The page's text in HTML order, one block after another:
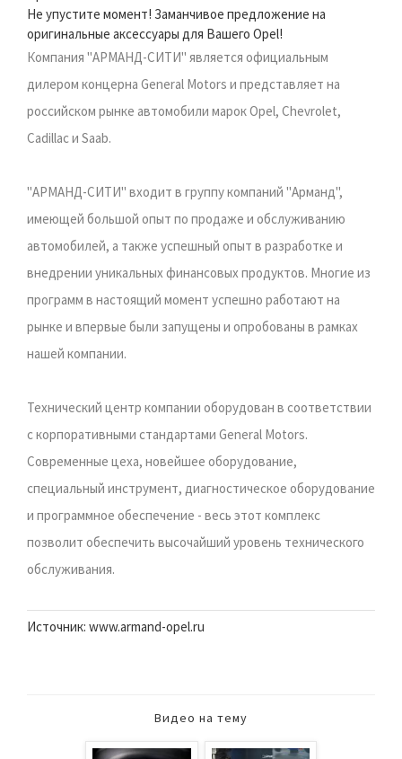
Не упустите момент! Заманчивое предложение на
оригинальные аксессуары для Вашего Opel!
Компания "АРМАНД-СИТИ" является официальным
дилером концерна General Motors и представляет на
российском рынке автомобили марок Opel, Chevrolet,
Cadillac и Saab.
"АРМАНД-СИТИ" входит в группу компаний "Арманд",
имеющей большой опыт по продаже и обслуживанию
автомобилей, а также успешный опыт в разработке и
внедрении уникальных финансовых продуктов. Многие из
программ в настоящий момент успешно работают на
рынке и впервые были запущены и опробованы в рамках
нашей компании.
Технический центр компании оборудован в соответствии
с корпоративными стандартами General Motors.
Современные цеха, новейшее оборудование,
специальный инструмент, диагностическое оборудование
и программное обеспечение - весь этот комплекс
позволит обеспечить высочайший уровень технического
обслуживания.
Источник: www.armand-opel.ru
Видео на тему